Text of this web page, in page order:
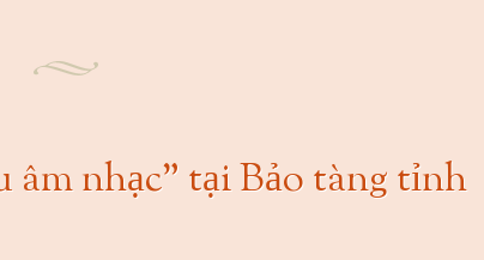
nhạc” tại Bảo tàng tỉnh